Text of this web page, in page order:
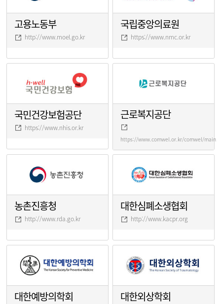
고용노동부
http://www.moel.go.kr
국립중앙의료원
https://www.nmc.or.kr
국민건강보험공단
https://www.nhis.or.kr
근로복지공단
https://www.comwel.or.kr/comwel/
농촌진흥청
http://www.rda.go.kr
대한심폐소생협회
http://www.kacpr.org
대한예방의학회 대한외상학회